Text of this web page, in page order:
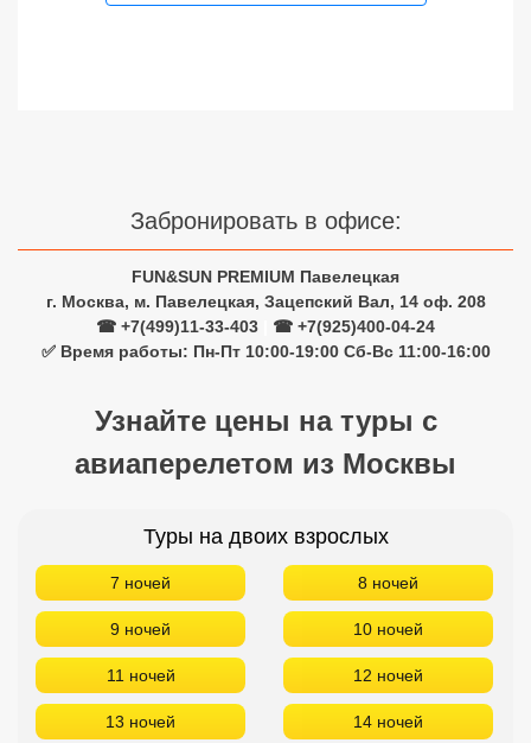
Забронировать в офисе:
FUN&SUN PREMIUM Павелецкая
г. Москва, м. Павелецкая, Зацепский Вал, 14 оф. 208
☎ +7(499)11-33-403
☎ +7(925)400-04-24
✅ Время работы: Пн-Пт 10:00-19:00 Сб-Вс 11:00-16:00
Узнайте цены на туры с
авиаперелетом из Москвы
Туры на двоих взрослых
7 ночей 8 ночей
9 ночей 10 ночей
11 ночей 12 ночей
13 ночей 14 ночей
Сетевые отели Шри Ланки
Сетевые отели Сейшел
Сетевые отели Маврикия